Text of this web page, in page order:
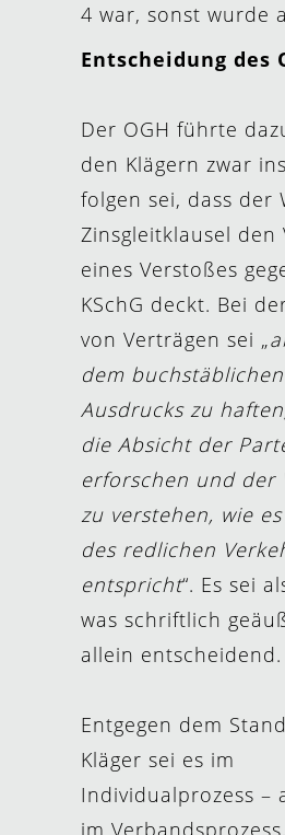
4 war, sonst wurde
Entscheidung des
Der OGH führte
den Klägern zwar
folgen sei, dass der
Zinsgleitklausel den
eines Verstoßes
KSchG deckt. Bei
von Verträgen sei „
dem
Ausdrucks zu
die Absicht der
erforschen und der
zu verstehen, wie
des redlichen
entspricht“. Es sei
was schriftlich
allein entscheidend.
Entgegen dem
Kläger sei es im
Individualprozess –
im